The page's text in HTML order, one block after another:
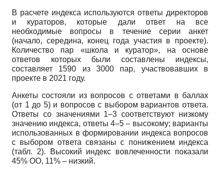
В расчете индекса используются ответы директоров
и кураторов, которые дали ответ на все
необходимые вопросы в течение серии анкет
(начало, середина, конец года участия в проекте).
Количество пар «школа и куратор», на основе
ответов которых были составлены индексы,
составляет 1590 из 3000 пар, участвовавших в
проекте в 2021 году.
Анкеты состояли из вопросов с ответами в баллах
(от 1 до 5) и вопросов с выбором вариантов ответа.
Ответы со значениями 1–3 соответствуют низкому
значению индекса, ответы 4–5 – высокому; варианты
использованных в формировании индекса вопросов
с выбором ответа связаны с понижением индекса
(табл. 2). Высокий индекс вовлеченности показали
45% ОО, 11% – низкий.